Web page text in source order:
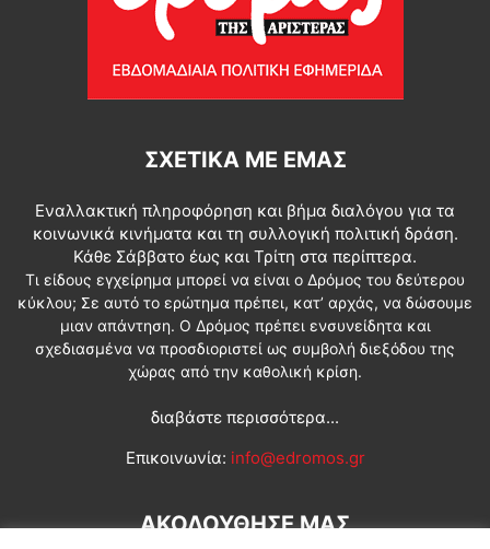
ΣΧΕΤΙΚΆ ΜΕ ΕΜΆΣ
Εναλλακτική πληροφόρηση και βήμα διαλόγου για τα
κοινωνικά κινήματα και τη συλλογική πολιτική δράση.
Κάθε Σάββατο έως και Τρίτη στα περίπτερα.
Τι είδους εγχείρημα μπορεί να είναι ο Δρόμος του δεύτερου
κύκλου; Σε αυτό το ερώτημα πρέπει, κατ’ αρχάς, να δώσουμε
μιαν απάντηση. Ο Δρόμος πρέπει ενσυνείδητα και
σχεδιασμένα να προσδιοριστεί ως συμβολή διεξόδου της
χώρας από την καθολική κρίση.
διαβάστε περισσότερα...
Επικοινωνία: info@edromos.gr
ΑΚΟΛΟΥΘΗΣΕ ΜΑΣ